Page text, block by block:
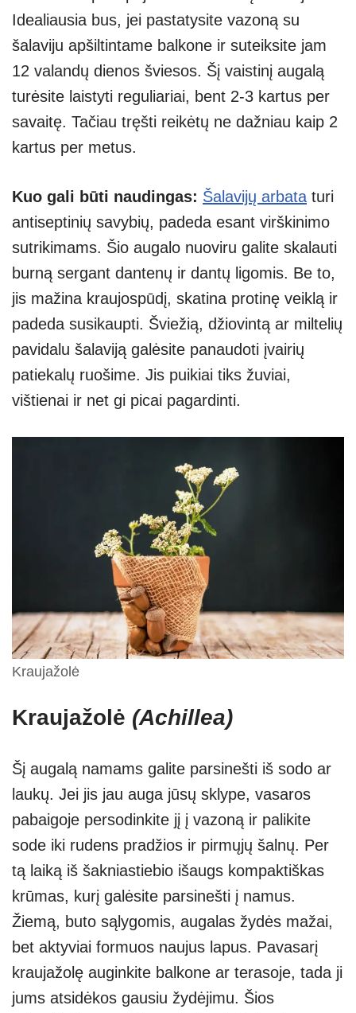
Idealiausia bus, jei pastatysite vazoną su
šalaviju apšiltintame balkone ir suteiksite jam
12 valandų dienos šviesos. Šį vaistinį augalą
turėsite laistyti reguliariai, bent 2-3 kartus per
savaitę. Tačiau tręšti reikėtų ne dažniau kaip 2
kartus per metus.
Kuo gali būti naudingas: Šalavijų arbata turi
antiseptinių savybių, padeda esant virškinimo
sutrikimams. Šio augalo nuoviru galite skalauti
burną sergant dantenų ir dantų ligomis. Be to,
jis mažina kraujospūdį, skatina protinę veiklą ir
padeda susikaupti. Šviežią, džiovintą ar miltelių
pavidalu šalaviją galėsite panaudoti įvairių
patiekalų ruošime. Jis puikiai tiks žuviai,
vištienai ir net gi picai pagardinti.
Kraujažolė
Kraujažolė (Achillea)
Šį augalą namams galite parsinešti iš sodo ar
laukų. Jei jis jau auga jūsų sklype, vasaros
pabaigoje persodinkite jį į vazoną ir palikite
sode iki rudens pradžios ir pirmųjų šalnų. Per
tą laiką iš šakniastiebio išaugs kompaktiškas
krūmas, kurį galėsite parsinešti į namus.
Žiemą, buto sąlygomis, augalas žydės mažai,
bet aktyviai formuos naujus lapus. Pavasarį
kraujažolę auginkite balkone ar terasoje, tada ji
jums atsidėkos gausiu žydėjimu. Šios